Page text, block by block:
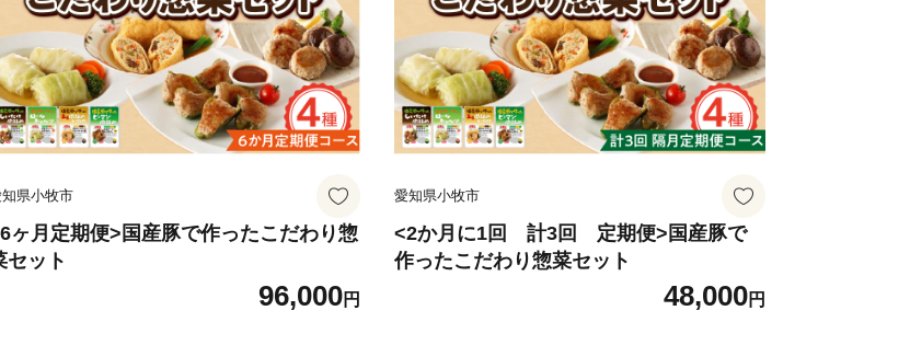
👉和歌山県串本町の「竹皮包みようかん本煉」
👉「竹皮包みようかん3本セット（本煉・柚子・桜）」
★ABCテレビのニュース情報番組「キャスト」で、「串本食品株
式会社」の“じゃばらマグロ” が紹介されました！
県小牧市
ヶ月定期便>国産豚で作ったこだわり惣
セット
96,000円
愛知県小牧市
<2か月に1回 計3回 定期便>国産豚で
作ったこだわり惣菜セット
48,000円